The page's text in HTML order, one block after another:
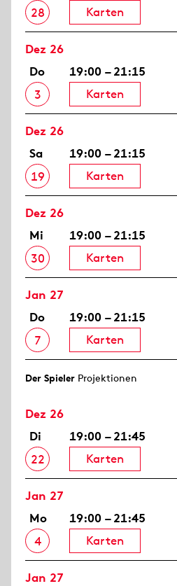
28 Karten
Dez 26
Do
3
19:00 – 21:15
Karten
Dez 26
Sa
19
19:00 – 21:15
Karten
Dez 26
Mi
30
19:00 – 21:15
Karten
Jan 27
Do
7
19:00 – 21:15
Karten
Der Spieler Projektionen
Dez 26
Di
22
19:00 – 21:45
Karten
Jan 27
Mo
4
19:00 – 21:45
Karten
Jan 27